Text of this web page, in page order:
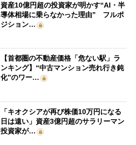
資産10億円超の投資家が明かす“AI・半
導体相場に乗らなかった理由” フルポ
ジション…
【首都圏の不動産価格「危ない駅」ラ
ンキング】“中古マンション売れ行き鈍
化”のワー…
「キオクシアが再び株価10万円になる
日は遠い」資産3億円超のサラリーマン
投資家が…